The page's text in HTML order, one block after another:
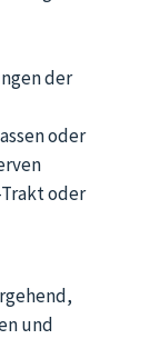
der
oder
oder
und